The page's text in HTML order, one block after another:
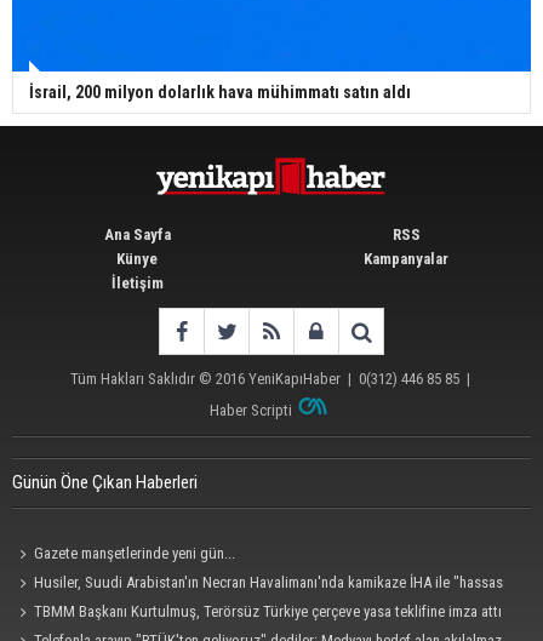
İsrail, 200 milyon dolarlık hava mühimmatı satın aldı
Ana Sayfa
Künye
İletişim
RSS
Kampanyalar
Tüm Hakları Saklıdır © 2016 YeniKapıHaber| 0(312) 446 85 85|
Haber Scripti
Günün Öne Çıkan Haberleri
Gazete manşetlerinde yeni gün...
Husiler, Suudi Arabistan'ın Necran Havalimanı'nda kamikaze İHA ile "hassas
bir hedefi" vurduklarını açıkladı
TBMM Başkanı Kurtulmuş, Terörsüz Türkiye çerçeve yasa teklifine imza attı